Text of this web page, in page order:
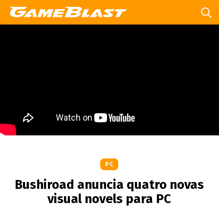
PC
Bushiroad anuncia quatro novas
visual novels para PC